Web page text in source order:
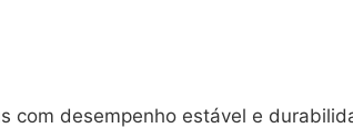
com desempenho estável e